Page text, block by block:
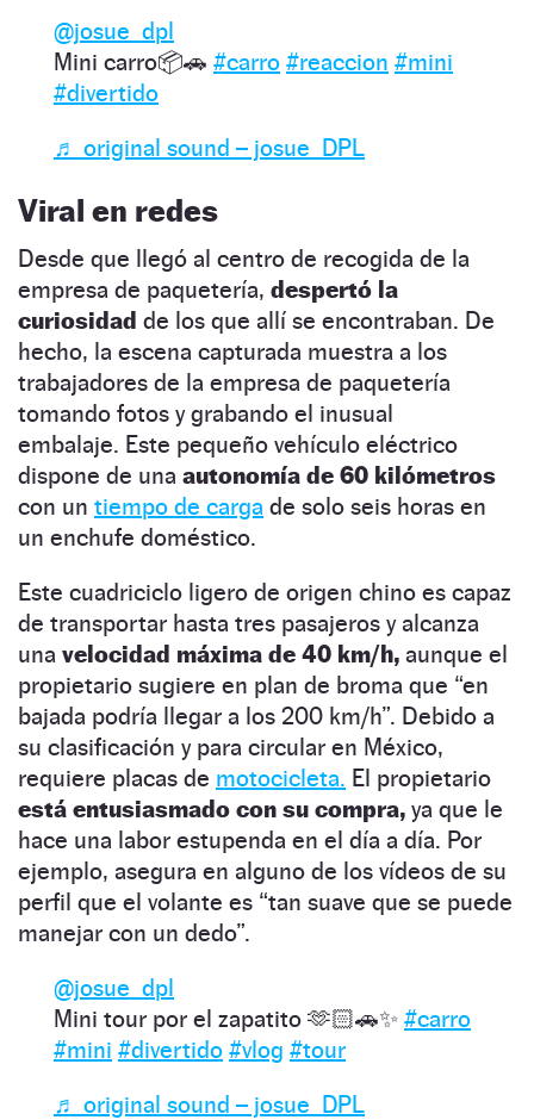
@josue_dpl
Mini carro📦🚗 #carro #reaccion #mini
#divertido
♬ original sound – josue_DPL
Viral en redes
Desde que llegó al centro de recogida de la
empresa de paquetería, despertó la
curiosidad de los que allí se encontraban. De
hecho, la escena capturada muestra a los
trabajadores de la empresa de paquetería
tomando fotos y grabando el inusual
embalaje. Este pequeño vehículo eléctrico
dispone de una autonomía de 60 kilómetros
con un tiempo de carga de solo seis horas en
un enchufe doméstico.
Este cuadriciclo ligero de origen chino es capaz
de transportar hasta tres pasajeros y alcanza
una velocidad máxima de 40 km/h, aunque el
propietario sugiere en plan de broma que “en
bajada podría llegar a los 200 km/h”. Debido a
su clasificación y para circular en México,
requiere placas de motocicleta. El propietario
está entusiasmado con su compra, ya que le
hace una labor estupenda en el día a día. Por
ejemplo, asegura en alguno de los vídeos de su
perfil que el volante es “tan suave que se puede
manejar con un dedo”.
@josue_dpl
Mini tour por el zapatito 🫶🏻🚗✨ #carro
#mini #divertido #vlog #tour
♬ original sound – josue_DPL